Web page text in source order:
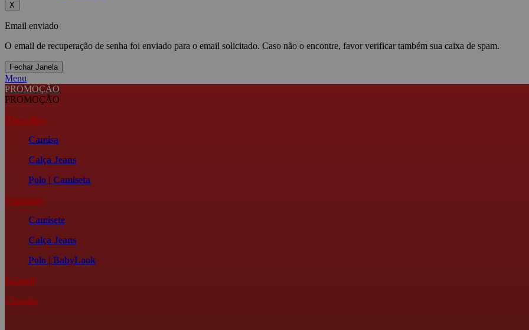
X
Email enviado
O email de recuperação de senha foi enviado para o email solicitado. Caso não o encontre, favor verificar também sua caixa de spam.
Fechar Janela
Menu
PROMOÇÃO
PROMOÇÃO
Masculino
Camisa
Calça Jeans
Polo | Camiseta
Feminino
Camisete
Calça Jeans
Polo | BabyLook
Infantil
Chapéu